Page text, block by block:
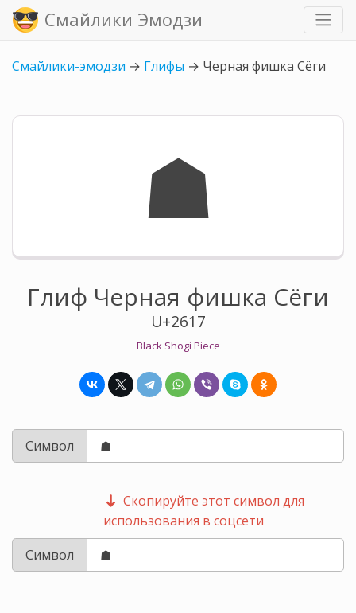
Смайлики Эмодзи
Смайлики-эмодзи → Глифы → Черная фишка Сёги
☗
Глиф Черная фишка Сёги
U+2617
Black Shogi Piece
Символ
Скопируйте этот символ для
использования в соцсети
Символ